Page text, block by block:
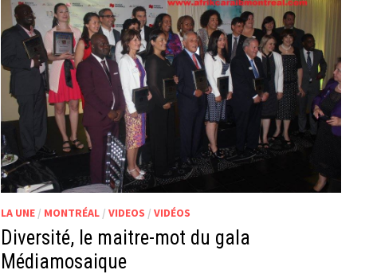
LA UNE/ MONTRÉAL/ VIDEOS / VIDÉOS
Diversité, le maitre-mot du gala
Médiamosaique